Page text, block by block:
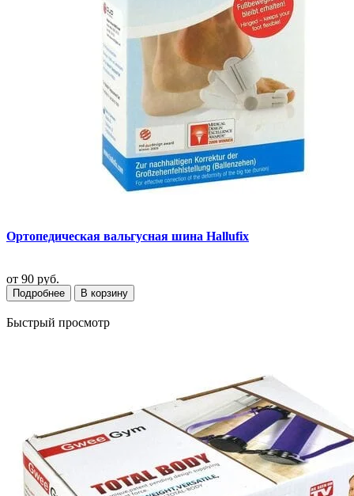
Ортопедическая вальгусная шина Hallufix
от 90 руб.
Подробнее В корзину
Быстрый просмотр